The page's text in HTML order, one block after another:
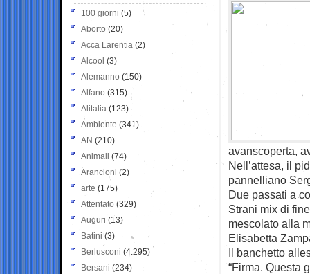
avanscoperta,
Nell’attesa, il
pannelliano
Due passati a
Strani mix di
mescolato alla
Elisabetta
Il banchetto
“Firma. Questa
100 giorni (5)
Aborto (20)
Acca Larentia (2)
Alcool (3)
Alemanno (150)
Alfano (315)
Alitalia (123)
Ambiente (341)
AN (210)
Animali (74)
Arancioni (2)
arte (175)
Attentato (329)
Auguri (13)
Batini (3)
Berlusconi (4.295)
Bersani (234)